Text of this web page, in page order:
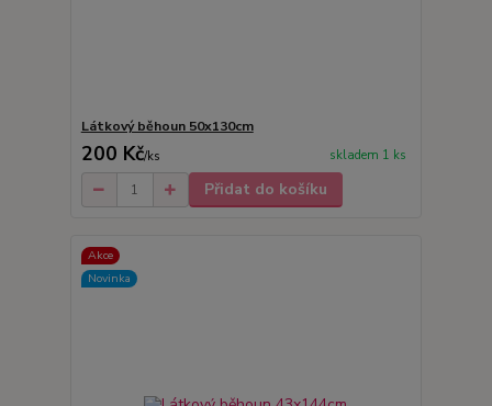
Látkový běhoun 50x130cm
200 Kč/ks skladem 1 ks
Přidat do košíku
Akce
Novinka